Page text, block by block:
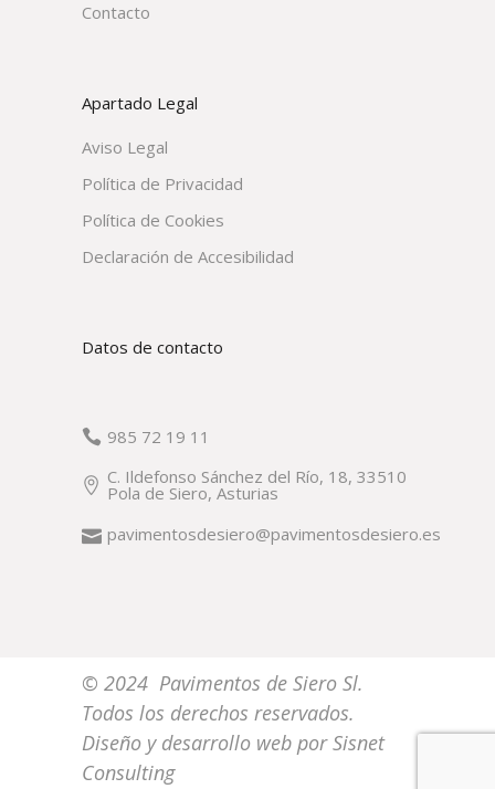
Contacto
Apartado Legal
Aviso Legal
Política de Privacidad
Política de Cookies
Declaración de Accesibilidad
Datos de contacto
985 72 19 11
C. Ildefonso Sánchez del Río, 18, 33510
Pola de Siero, Asturias
pavimentosdesiero@pavimentosdesiero.es
© 2024 Pavimentos de Siero Sl.
Todos los derechos reservados.
Diseño y desarrollo web porSisnet
Consulting